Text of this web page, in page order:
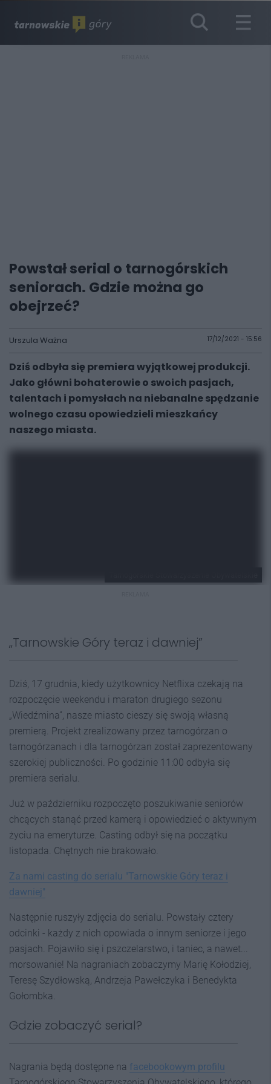
Powstał serial o tarnogórskich
seniorach. Gdzie można go
obejrzeć?
Urszula Ważna 17/12/2021 - 15:56
Dziś odbyła się premiera wyjątkowej produkcji.
Jako główni bohaterowie o swoich pasjach,
talentach i pomysłach na niebanalne spędzanie
wolnego czasu opowiedzieli mieszkańcy
naszego miasta.
„Tarnowskie Góry teraz i dawniej”
Dziś, 17 grudnia, kiedy użytkownicy Netflixa czekają na
rozpoczęcie weekendu i maraton drugiego sezonu
„Wiedźmina”, nasze miasto cieszy się swoją własną
premierą. Projekt zrealizowany przez tarnogórzan o
tarnogórzanach i dla tarnogórzan został zaprezentowany
szerokiej publiczności. Po godzinie 11:00 odbyła się
premiera serialu.
Już w październiku rozpoczęto poszukiwanie seniorów
chcących stanąć przed kamerą i opowiedzieć o aktywnym
życiu na emeryturze. Casting odbył się na początku
listopada. Chętnych nie brakowało.
Za nami casting do serialu "Tarnowskie Góry teraz i
dawniej"
Następnie ruszyły zdjęcia do serialu. Powstały cztery
odcinki - każdy z nich opowiada o innym seniorze i jego
pasjach. Pojawiło się i pszczelarstwo, i taniec, a nawet...
morsowanie! Na nagraniach zobaczymy Marię Kołodziej,
Teresę Szydłowską, Andrzeja Pawełczyka i Benedykta
Gołombka.
Gdzie zobaczyć serial?
Nagrania będą dostępne na facebookowym profilu